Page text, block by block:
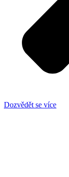
Dozvědět se více